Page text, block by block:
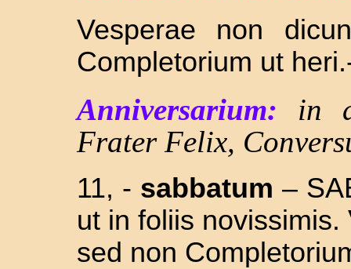
Vesperae non
Completorium ut
Anniversarium:
in
Frater Felix,
11, - sabbatum –
ut in foliis
sed non